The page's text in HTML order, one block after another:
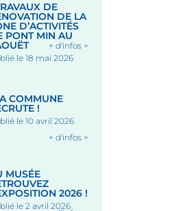
DE
DE LA
D’ACTIVITÉS
PONT MIN AU
le 18 mai 2026
+ d'infos >
COMMUNE
!
le 10 avril 2026
+ d'infos >
MUSÉE
2026 !
le 2 avril 2026